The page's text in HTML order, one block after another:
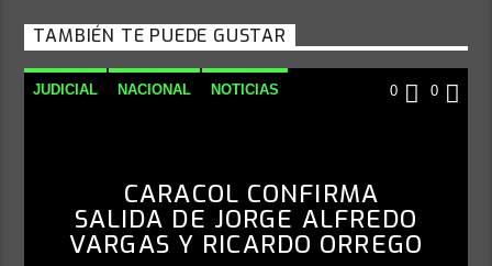
TAMBIÉN TE PUEDE GUSTAR
JUDICIAL NACIONAL NOTICIAS 0 0
CARACOL CONFIRMA
SALIDA DE JORGE ALFREDO
VARGAS Y RICARDO ORREGO